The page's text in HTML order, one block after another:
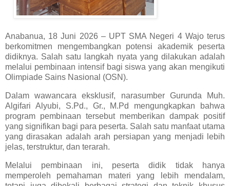
Anabanua, 18 Juni 2026 – UPT SMA Negeri 4 Wajo terus
berkomitmen mengembangkan potensi akademik peserta
didiknya. Salah satu langkah nyata yang dilakukan adalah
melalui pembinaan intensif bagi siswa yang akan mengikuti
Olimpiade Sains Nasional (OSN).
Dalam wawancara eksklusif, narasumber Gurunda Muh.
Algifari Alyubi, S.Pd., Gr., M.Pd mengungkapkan bahwa
program pembinaan tersebut memberikan dampak positif
yang signifikan bagi para peserta. Salah satu manfaat utama
yang dirasakan adalah arah persiapan yang menjadi lebih
jelas, terstruktur, dan terarah.
Melalui pembinaan ini, peserta didik tidak hanya
memperoleh pemahaman materi yang lebih mendalam,